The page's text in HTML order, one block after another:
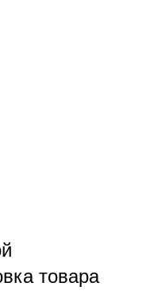
товара